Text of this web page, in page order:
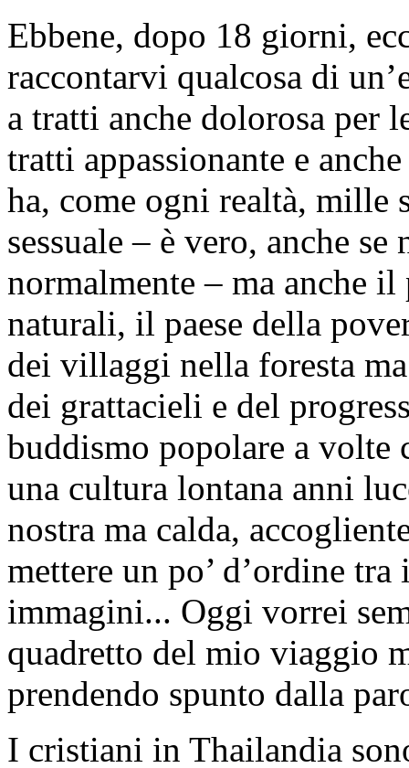
Ebbene, dopo 18 giorni,
raccontarvi qualcosa di
a tratti anche dolorosa per
tratti appassionante e
ha, come ogni realtà, mille
sessuale – è vero, anche
normalmente – ma anche
naturali, il paese della
dei villaggi nella foresta
dei grattacieli e del
buddismo popolare a volte
una cultura lontana anni
nostra ma calda,
mettere un po’ d’ordine
immagini... Oggi vorrei
quadretto del mio viaggio
prendendo spunto dalla
I cristiani in Thailandia